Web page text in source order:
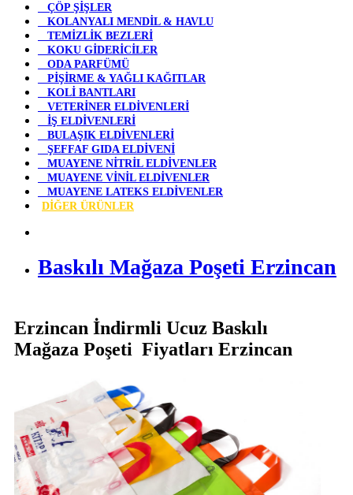
ÇÖP ŞİŞLER
KOLANYALI MENDİL & HAVLU
TEMİZLİK BEZLERİ
KOKU GİDERİCİLER
ODA PARFÜMÜ
PİŞİRME & YAĞLI KAĞITLAR
KOLİ BANTLARI
VETERİNER ELDİVENLERİ
İŞ ELDİVENLERİ
BULAŞIK ELDİVENLERİ
ŞEFFAF GIDA ELDİVENİ
MUAYENE NİTRİL ELDİVENLER
MUAYENE VİNİL ELDİVENLER
MUAYENE LATEKS ELDİVENLER
DİĞER ÜRÜNLER
Baskılı Mağaza Poşeti Erzincan
Erzincan İndirmli Ucuz Baskılı
Mağaza Poşeti Fiyatları Erzincan